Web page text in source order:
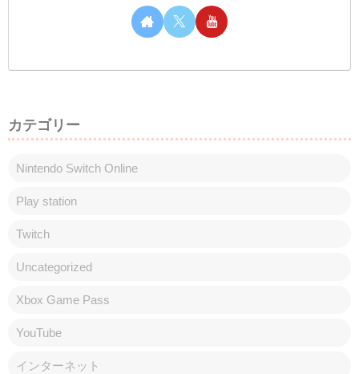
カテゴリー
Nintendo Switch Online
Play station
Twitch
Uncategorized
Xbox Game Pass
YouTube
インターネット